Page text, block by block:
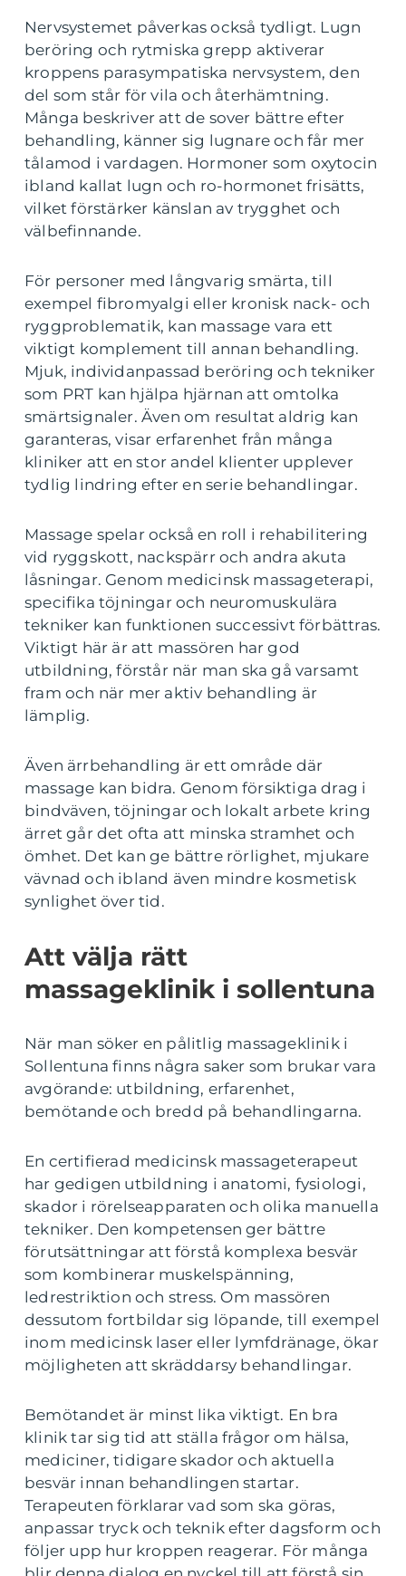
Nervsystemet påverkas också tydligt. Lugn
beröring och rytmiska grepp aktiverar
kroppens parasympatiska nervsystem, den
del som står för vila och återhämtning.
Många beskriver att de sover bättre efter
behandling, känner sig lugnare och får mer
tålamod i vardagen. Hormoner som oxytocin
ibland kallat lugn och ro-hormonet frisätts,
vilket förstärker känslan av trygghet och
välbefinnande.
För personer med långvarig smärta, till
exempel fibromyalgi eller kronisk nack- och
ryggproblematik, kan massage vara ett
viktigt komplement till annan behandling.
Mjuk, individanpassad beröring och tekniker
som PRT kan hjälpa hjärnan att omtolka
smärtsignaler. Även om resultat aldrig kan
garanteras, visar erfarenhet från många
kliniker att en stor andel klienter upplever
tydlig lindring efter en serie behandlingar.
Massage spelar också en roll i rehabilitering
vid ryggskott, nackspärr och andra akuta
låsningar. Genom medicinsk massageterapi,
specifika töjningar och neuromuskulära
tekniker kan funktionen successivt förbättras.
Viktigt här är att massören har god
utbildning, förstår när man ska gå varsamt
fram och när mer aktiv behandling är
lämplig.
Även ärrbehandling är ett område där
massage kan bidra. Genom försiktiga drag i
bindväven, töjningar och lokalt arbete kring
ärret går det ofta att minska stramhet och
ömhet. Det kan ge bättre rörlighet, mjukare
vävnad och ibland även mindre kosmetisk
synlighet över tid.
Att välja rätt
massageklinik i sollentuna
När man söker en pålitlig massageklinik i
Sollentuna finns några saker som brukar vara
avgörande: utbildning, erfarenhet,
bemötande och bredd på behandlingarna.
En certifierad medicinsk massageterapeut
har gedigen utbildning i anatomi, fysiologi,
skador i rörelseapparaten och olika manuella
tekniker. Den kompetensen ger bättre
förutsättningar att förstå komplexa besvär
som kombinerar muskelspänning,
ledrestriktion och stress. Om massören
dessutom fortbildar sig löpande, till exempel
inom medicinsk laser eller lymfdränage, ökar
möjligheten att skräddarsy behandlingar.
Bemötandet är minst lika viktigt. En bra
klinik tar sig tid att ställa frågor om hälsa,
mediciner, tidigare skador och aktuella
besvär innan behandlingen startar.
Terapeuten förklarar vad som ska göras,
anpassar tryck och teknik efter dagsform och
följer upp hur kroppen reagerar. För många